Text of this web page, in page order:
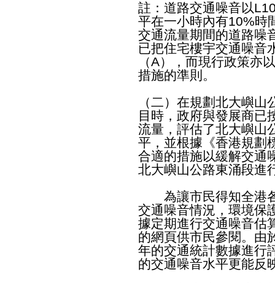
註：道路交通噪音以
平在一小時內有10%時
交通流量期間的道路噪
已把住宅樓宇交通噪音
（A），而現行政策亦
措施的準則。
（二）在規劃北大嶼
目時，政府與發展商已
流量，評估了北大嶼山
平，並根據《香港規劃
合適的措施以緩解交通
北大嶼山公路東涌段進
為讓市民得知全港各
交通噪音情況，環境保
據定期進行交通噪音估
的網頁供市民參閱。由
年的交通統計數據進行
的交通噪音水平更能反